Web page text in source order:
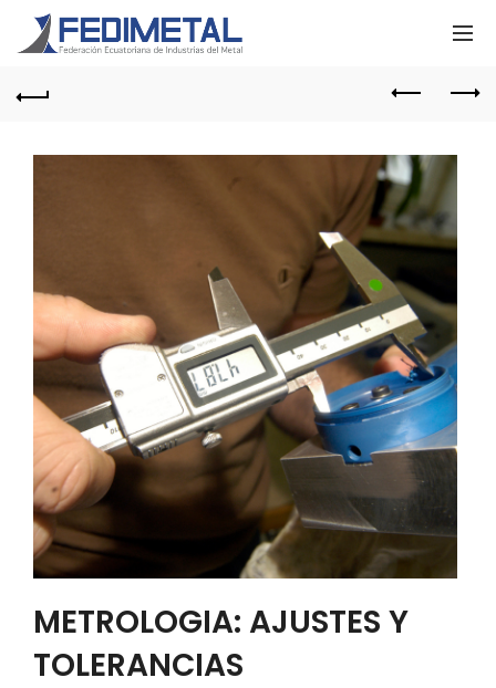
METROLOGIA: AJUSTES Y
TOLERANCIAS